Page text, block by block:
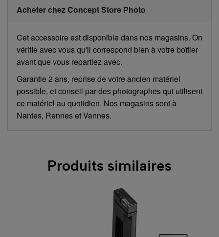
Acheter chez Concept Store Photo
Cet accessoire est disponible dans nos magasins. On
vérifie avec vous qu'il correspond bien à votre boîtier
avant que vous repartiez avec.
Garantie 2 ans, reprise de votre ancien matériel
possible, et conseil par des photographes qui utilisent
ce matériel au quotidien. Nos magasins sont à
Nantes, Rennes et Vannes.
Produits similaires